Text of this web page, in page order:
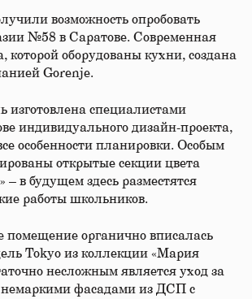
возможность опробовать
№58 в Саратове. Современная
которой оборудованы кухни, создана
Gorenje.
изготовлена специалистами
индивидуального дизайн-проекта,
особенности планировки. Особым
открытые секции цвета
– в будущем здесь разместятся
работы школьников.
помещение органично вписалась
Tokyo из коллекции «Мария
несложным является уход за
фасадами из ДСП с